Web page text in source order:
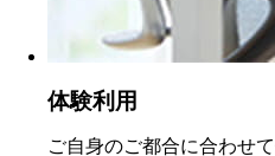
体験利用
ご自身のご都合に合わせ